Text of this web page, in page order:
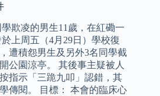
欺凌的男生11歲，在紅磡一
上周五（4月29日）學校復
遭積怨男生及另外3名同學截
公園涼亭。 其後事主疑被人
指示「三跪九叩」認錯，其
傳閱。 目標： 本會的臨床心